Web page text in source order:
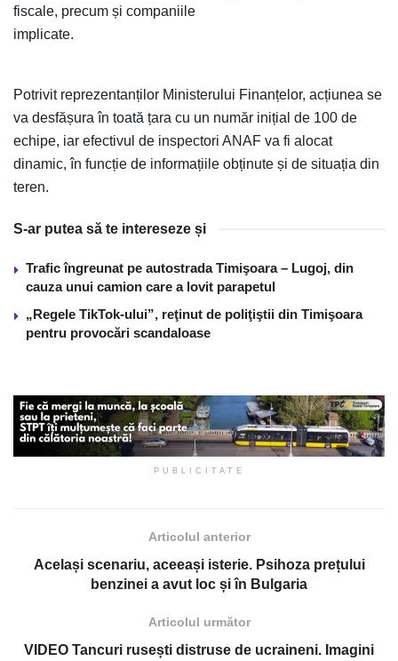
fiscale, precum și companiile
implicate.
Potrivit reprezentanților Ministerului Finanțelor, acțiunea se
va desfășura în toată țara cu un număr inițial de 100 de
echipe, iar efectivul de inspectori ANAF va fi alocat
dinamic, în funcție de informațiile obținute și de situația din
teren.
S-ar putea să te intereseze și
Trafic îngreunat pe autostrada Timişoara – Lugoj, din
cauza unui camion care a lovit parapetul
„Regele TikTok-ului”, reţinut de poliţiştii din Timişoara
pentru provocări scandaloase
PUBLICITATE
Articolul anterior
Același scenariu, aceeași isterie. Psihoza prețului
benzinei a avut loc și în Bulgaria
Articolul următor
VIDEO Tancuri rusești distruse de ucraineni. Imagini